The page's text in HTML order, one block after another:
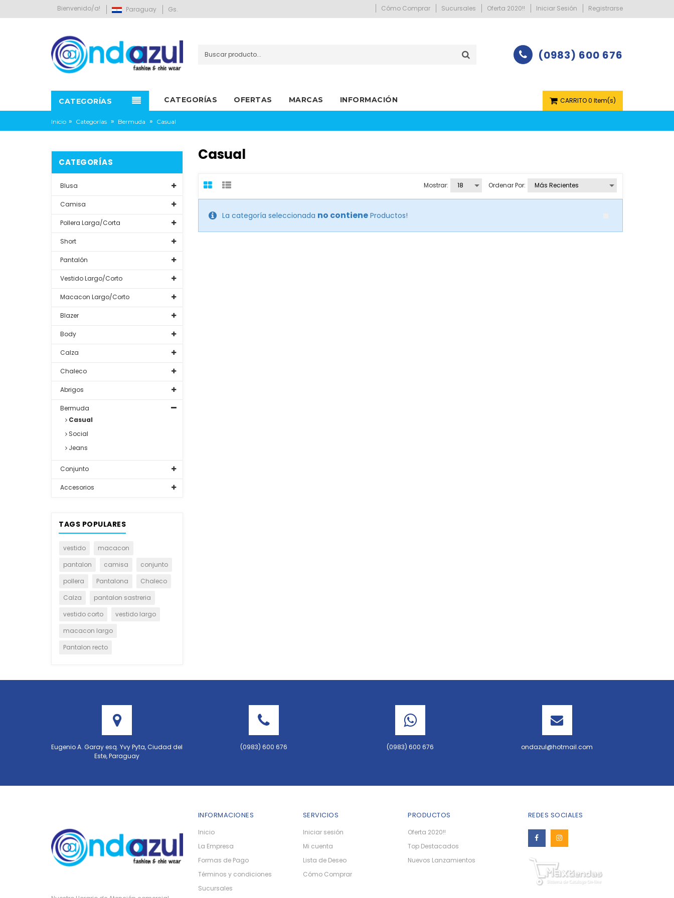
Bienvenido/a! Paraguay Gs. Cómo Comprar Sucursales Oferta 2020!! Iniciar Sesión Registrarse
(0983) 600 676
CATEGORÍAS CATEGORÍAS OFERTAS MARCAS INFORMACIÓN CARRITO0 Item(s)
Inicio » Categorías » Bermuda » Casual
Casual
Mostrar: Ordenar Por:
La categoría seleccionada no contieneProductos!
CATEGORÍAS
Blusa
Camisa
Pollera Larga/Corta
Short
Pantalón
Vestido Largo/Corto
Macacon Largo/Corto
Blazer
Body
Calza
Chaleco
Abrigos
Bermuda
Casual
Social
Jeans
Conjunto
Accesorios
TAGS POPULARES
vestido
macacon
pantalon
camisa
conjunto
pollera
Pantalona
Chaleco
Calza
pantalon sastreria
vestido corto
vestido largo
macacon largo
Pantalon recto
Eugenio A. Garay esq. Yvy Pyta, Ciudad del
Este, Paraguay
(0983) 600 676 (0983) 600 676 ondazul@hotmail.com
INFORMACIONES
Inicio
La Empresa
Formas de Pago
Términos y condiciones
Sucursales
SERVICIOS
Iniciar sesión
Mi cuenta
Lista de Deseo
Cómo Comprar
PRODUCTOS
Oferta 2020!!
Top Destacados
Nuevos Lanzamientos
REDES SOCIALES